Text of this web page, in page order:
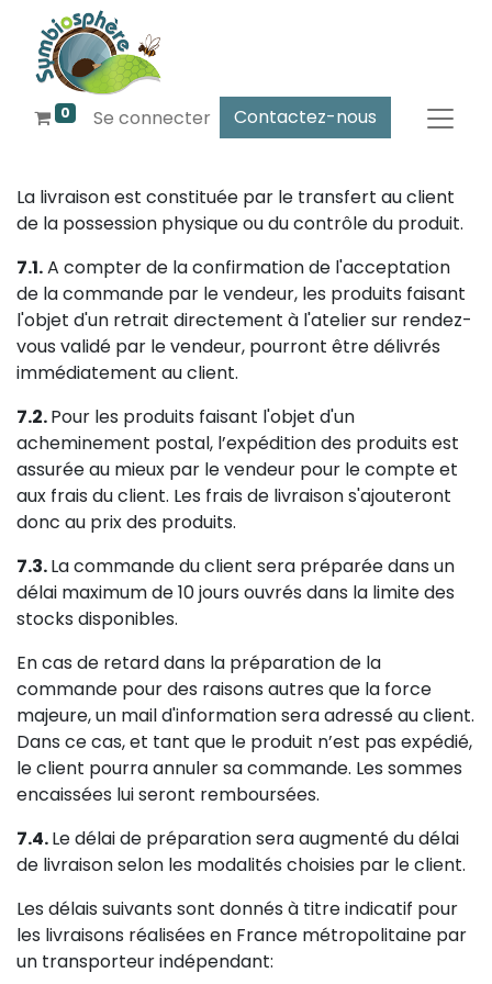
0 Se connecter Contactez-nous
La livraison est constituée par le transfert au client
de la possession physique ou du contrôle du produit.
7.1.A compter de la confirmation de l'acceptation
de la commande par le vendeur, les produits faisant
l'objet d'un retrait directement à l'atelier sur rendez-
vous validé par le vendeur, pourront être délivrés
immédiatement au client.
7.2.Pour les produits faisant l'objet d'un
acheminement postal, l’expédition des produits est
assurée au mieux par le vendeur pour le compte et
aux frais du client. Les frais de livraison s'ajouteront
donc au prix des produits.
7.3.La commande du client sera préparée dans un
délai maximum de 10 jours ouvrés dans la limite des
stocks disponibles.
En cas de retard dans la préparation de la
commande pour des raisons autres que la force
majeure, un mail d'information sera adressé au client.
Dans ce cas, et tant que le produit n’est pas expédié,
le client pourra annuler sa commande. Les sommes
encaissées lui seront remboursées.
7.4.Le délai de préparation sera augmenté du délai
de livraison selon les modalités choisies par le client.
Les délais suivants sont donnés à titre indicatif pour
les livraisons réalisées en France métropolitaine par
un transporteur indépendant: